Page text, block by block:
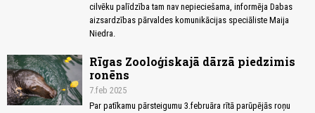
cilvēku palīdzība tam nav nepieciešama, informēja Dabas
aizsardzības pārvaldes komunikācijas speciāliste Maija
Niedra.
Rīgas Zooloģiskajā dārzā piedzimis
ronēns
7.feb 2025
Par patīkamu pārsteigumu 3.februāra rītā parūpējās roņu